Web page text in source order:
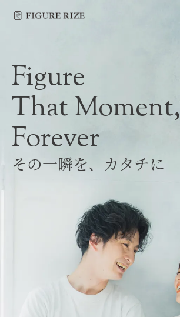
Figure
That Moment,
Forever
その一瞬を、カタチに